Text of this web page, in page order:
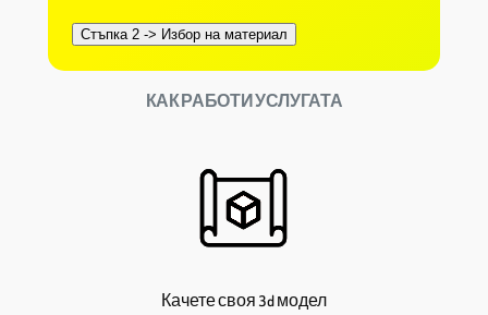
КАК РАБОТИ УСЛУГАТА
Качете своя 3d модел